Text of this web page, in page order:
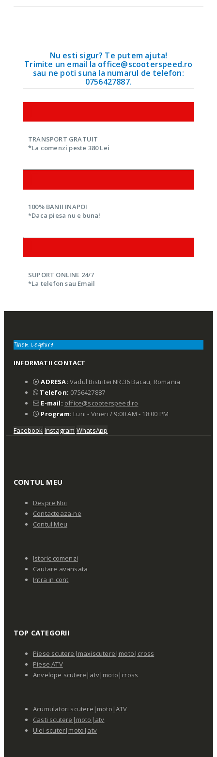
Nu esti sigur? Te putem ajuta!
Trimite un email la office@scooterspeed.ro
sau ne poti suna la numarul de telefon:
0756427887.
TRANSPORT GRATUIT
*La comenzi peste 380 Lei
100% BANII INAPOI
*Daca piesa nu e buna!
SUPORT ONLINE 24/7
*La telefon sau Email
Tinem Legatura
INFORMATII CONTACT
ADRESA: Vadul Bistritei NR.36 Bacau, Romania
Telefon: 0756427887
E-mail: office@scooterspeed.ro
Program: Luni - Vineri / 9:00 AM - 18:00 PM
Facebook Instagram WhatsApp
CONTUL MEU
Despre Noi
Contacteaza-ne
Contul Meu
Istoric comenzi
Cautare avansata
Intra in cont
TOP CATEGORII
Piese scutere|maxiscutere|moto|cross
Piese ATV
Anvelope scutere|atv|moto|cross
Acumulatori scutere|moto|ATV
Casti scutere|moto|atv
Ulei scuter|moto|atv